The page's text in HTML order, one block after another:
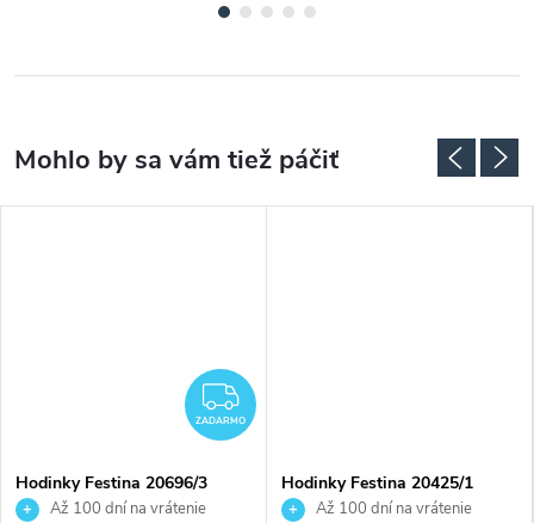
ZADARMO
ZADARMO
Hodinky Festina 20696/3
Až 100 dní na vrátenie
Hodinky Festina 20425/1
Až 100 dní na vrátenie